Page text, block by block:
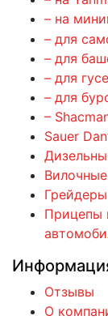
– на
– для
– для
– для
– для
–
Sauer
Прицепы
Отзывы
О